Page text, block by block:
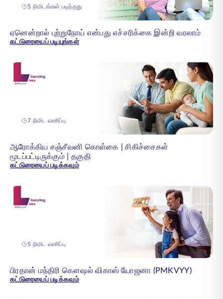
5 நிமிடங்கள் படித்தது
ஏனென்றால் புற்றுநோய் என்பது எச்சரிக்கை இன்றி வரலாம்
கட்டுரையைப் படியுங்கள்
7 நிமிட வாசிப்பு
ஆரோக்கிய சஞ்சீவனி கொள்கை | சிகிச்சைகள்
மூடப்பட்டிருக்கும் | தகுதி
கட்டுரையைப் படிக்கவும்
5 நிமிட வாசிப்பு
பிரதான் மந்திரி கௌஷல் விகாஸ் யோஜனா (PMKVYY)
கட்டுரையைப் படிக்கவும்